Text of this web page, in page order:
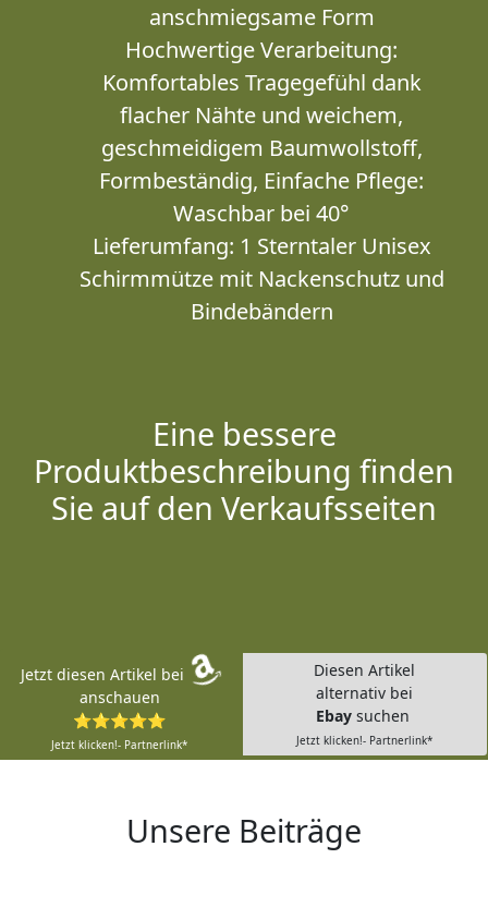
anschmiegsame Form
Hochwertige Verarbeitung:
Komfortables Tragegefühl dank
flacher Nähte und weichem,
geschmeidigem Baumwollstoff,
Formbeständig, Einfache Pflege:
Waschbar bei 40°
Lieferumfang: 1 Sterntaler Unisex
Schirmmütze mit Nackenschutz und
Bindebändern
Eine bessere
Produktbeschreibung finden
Sie auf den Verkaufsseiten
Jetzt diesen Artikel bei
anschauen
⭐⭐⭐⭐⭐
Jetzt klicken!- Partnerlink*
Diesen Artikel
alternativ bei
Ebay suchen
Jetzt klicken!- Partnerlink*
Unsere Beiträge